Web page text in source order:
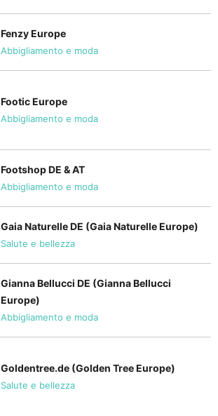
Fenzy Europe
Abbigliamento e moda
Footic Europe
Abbigliamento e moda
Footshop DE & AT
Abbigliamento e moda
Gaia Naturelle DE (Gaia Naturelle Europe)
Salute e bellezza
Gianna Bellucci DE (Gianna Bellucci
Europe)
Abbigliamento e moda
Goldentree.de (Golden Tree Europe)
Salute e bellezza